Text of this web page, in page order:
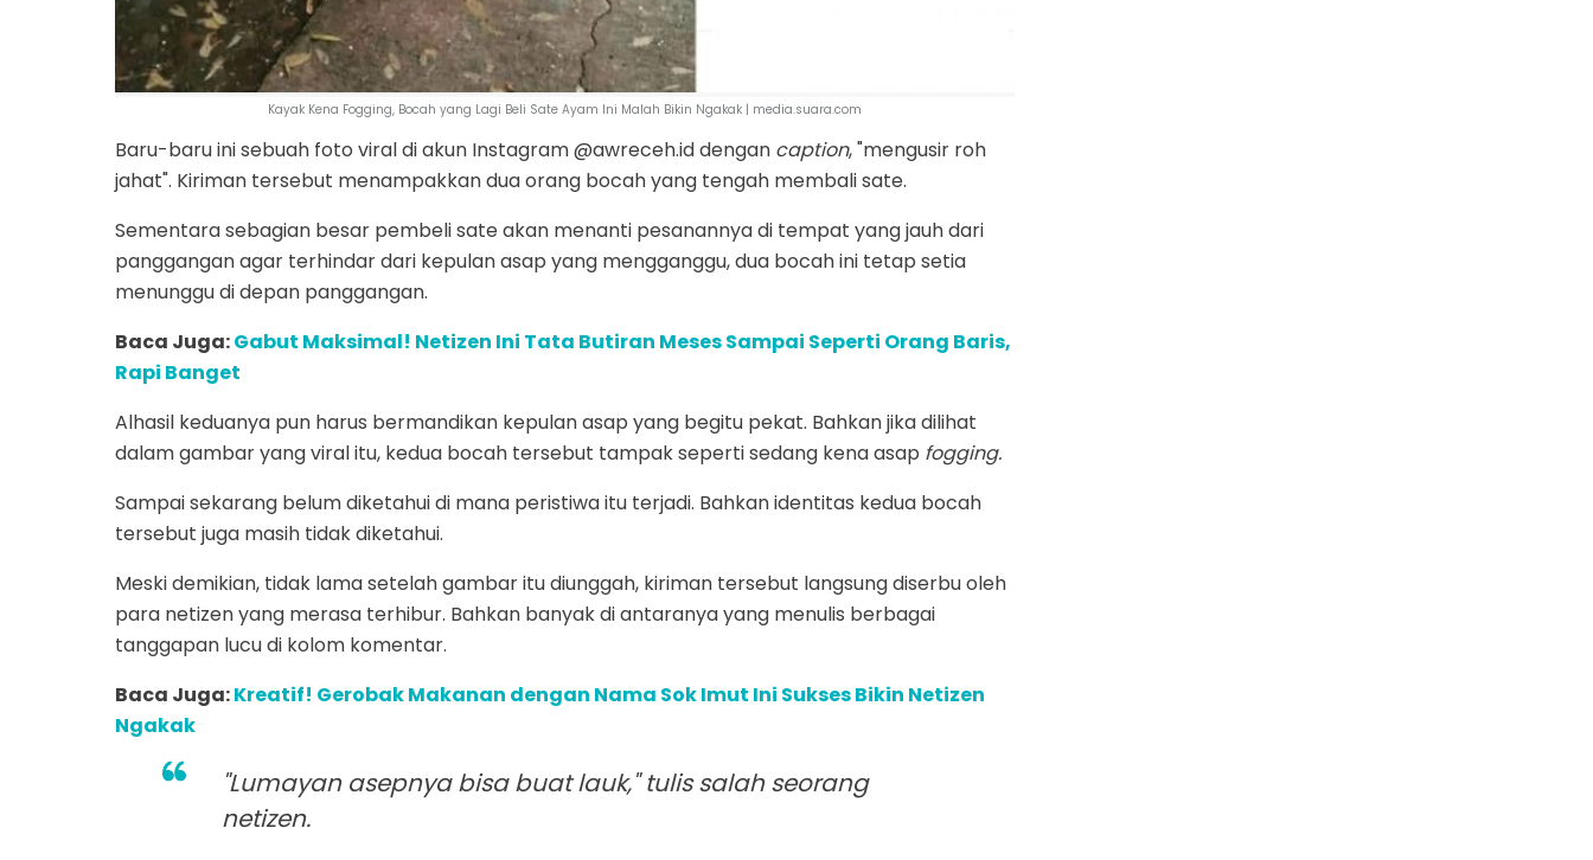
Kayak Kena Fogging, Bocah yang Lagi Beli Sate Ayam Ini Malah Bikin Ngakak | media.suara.com
Baru-baru ini sebuah foto viral di akun Instagram @awreceh.id dengan caption, "mengusir roh
jahat". Kiriman tersebut menampakkan dua orang bocah yang tengah membali sate.
Sementara sebagian besar pembeli sate akan menanti pesanannya di tempat yang jauh dari
panggangan agar terhindar dari kepulan asap yang mengganggu, dua bocah ini tetap setia
menunggu di depan panggangan.
Baca Juga:Gabut Maksimal! Netizen Ini Tata Butiran Meses Sampai Seperti Orang Baris,
Rapi Banget
Alhasil keduanya pun harus bermandikan kepulan asap yang begitu pekat. Bahkan jika dilihat
dalam gambar yang viral itu, kedua bocah tersebut tampak seperti sedang kena asap fogging.
Sampai sekarang belum diketahui di mana peristiwa itu terjadi. Bahkan identitas kedua bocah
tersebut juga masih tidak diketahui.
Meski demikian, tidak lama setelah gambar itu diunggah, kiriman tersebut langsung diserbu oleh
para netizen yang merasa terhibur. Bahkan banyak di antaranya yang menulis berbagai
tanggapan lucu di kolom komentar.
Baca Juga:Kreatif! Gerobak Makanan dengan Nama Sok Imut Ini Sukses Bikin Netizen
Ngakak
"Lumayan asepnya bisa buat lauk," tulis salah seorang
netizen.